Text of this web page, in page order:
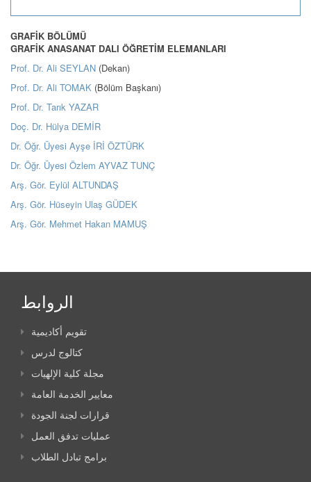
GRAFİK BÖLÜMÜ
GRAFİK ANASANAT DALI ÖĞRETİM ELEMANLARI
Prof. Dr. Ali SEYLAN (Dekan)
Prof. Dr. Ali TOMAK (Bölüm Başkanı)
Prof. Dr. Tarık YAZAR
Doç. Dr. Hülya DEMİR
Dr. Öğr. Üyesi Ayşe İRİ ÖZTÜRK
Dr. Öğr. Üyesi Özlem AYVAZ TUNÇ
Arş. Gör. Eylül ALTUNDAŞ
Arş. Gör. Hüseyin Ulaş GÜDEK
Arş. Gör. Mehmet Hakan MAMUŞ
الروابط
تقويم أكاديمية
كتالوج لدرس
مجلة كلية الإلهيات
معايير الخدمة العامة
قرارات لجنة الجودة
عمليات تدفق العمل
برامج تبادل الطلاب